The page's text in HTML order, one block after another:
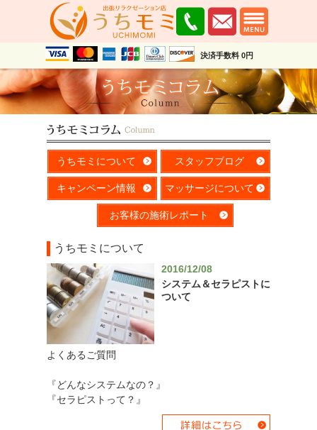
決済手数料 0円
うちモミについて スタッフブログ
キャンペーン情報 マッサージについて
お客様の施術レポート
うちモミについて
2016/12/08
システム＆セラピストに
ついて
よくあるご質問
『どんなシステムなの？』
『セラピストって？』